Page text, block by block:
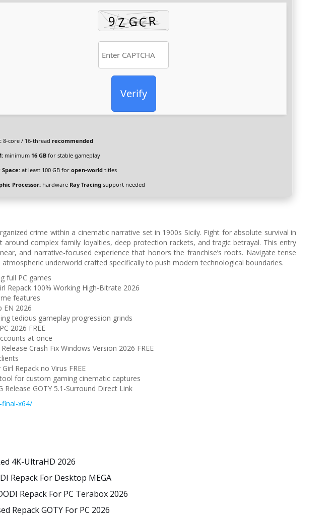
Verify
8-core / 16-thread recommended
minimum 16 GB for stable gameplay
Space:at least 100 GB for open-world titles
Processor: hardware Ray Tracing support needed
crime within a cinematic narrative set in 1900s Sicily. Fight for absolute survival in
around complex family loyalties, deep protection rackets, and tragic betrayal. This entry
and narrative-focused experience that honors the franchise’s roots. Navigate tense
underworld crafted specifically to push modern technological boundaries.
full PC games
Repack 100% Working High-Bitrate 2026
features
EN 2026
tedious gameplay progression grinds
2026 FREE
at once
Crash Fix Windows Version 2026 FREE
Repack no Virus FREE
for custom gaming cinematic captures
Release GOTY 5.1-Surround Direct Link
x64/
4K-UltraHD 2026
Repack For Desktop MEGA
Repack For PC Terabox 2026
Repack GOTY For PC 2026